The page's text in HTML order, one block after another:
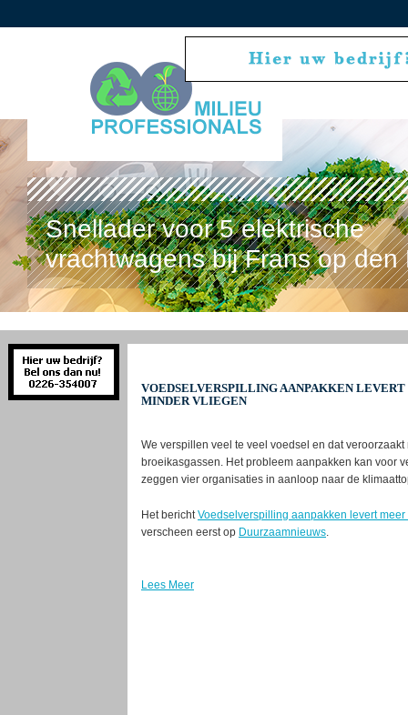
Snellader voor 5 elektrische
vrachtwagens bij Frans op den
VOEDSELVERSPILLING AANPAKKEN
MINDER VLIEGEN
We verspillen veel te veel voedsel en dat
broeikasgassen. Het probleem aanpakken kan voor
zeggen vier organisaties in aanloop naar de
Het berichtVoedselverspilling aanpakken levert
verscheen eerst op Duurzaamnieuws.
Lees Meer